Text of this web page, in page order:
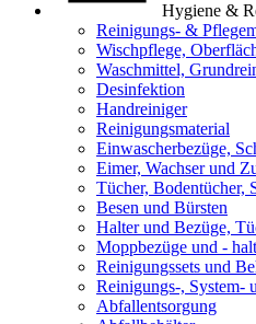
Hygiene &
Reinigungs- &
Wischpflege,
Waschmittel,
Desinfektion
Handreiniger
Reinigungsmaterial
Einwascherbezüge,
Eimer, Wachser und
Tücher, Bodentücher,
Besen und Bürsten
Halter und Bezüge,
Moppbezüge und -
Reinigungssets und
Reinigungs-, System-
Abfallentsorgung